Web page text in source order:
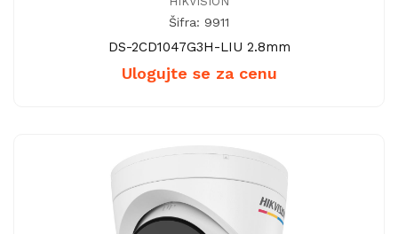
Šifra: 9911
DS-2CD1047G3H-LIU 2.8mm
Ulogujte se za cenu